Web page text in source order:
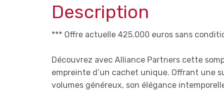
Description
*** Offre actuelle 425.000 euros sans
Découvrez avec Alliance Partners cette
empreinte d’un cachet unique. Offrant une
volumes généreux, son élégance